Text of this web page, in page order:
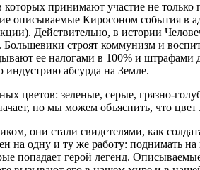
которых принимают участие не
описываемые Киросоном события в
Действительно, в истории
строят коммунизм и
ее налогами в 100% и
индустрию абсурда на Земле.
цветов: зеленые, серые, грязно-
но мы можем объяснить, что
они стали свидетелями, как
на одну и ту же работу: поднимать
попадает герой легенд.